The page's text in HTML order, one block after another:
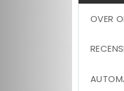
OVER